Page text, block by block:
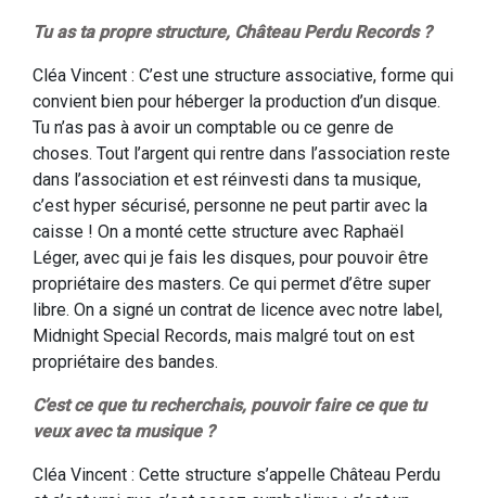
Tu as ta propre structure, Château Perdu Records ?
Cléa Vincent : C’est une structure associative, forme qui
convient bien pour héberger la production d’un disque.
Tu n’as pas à avoir un comptable ou ce genre de
choses. Tout l’argent qui rentre dans l’association reste
dans l’association et est réinvesti dans ta musique,
c’est hyper sécurisé, personne ne peut partir avec la
caisse ! On a monté cette structure avec Raphaël
Léger, avec qui je fais les disques, pour pouvoir être
propriétaire des masters. Ce qui permet d’être super
libre. On a signé un contrat de licence avec notre label,
Midnight Special Records, mais malgré tout on est
propriétaire des bandes.
C’est ce que tu recherchais, pouvoir faire ce que tu
veux avec ta musique ?
Cléa Vincent : Cette structure s’appelle Château Perdu